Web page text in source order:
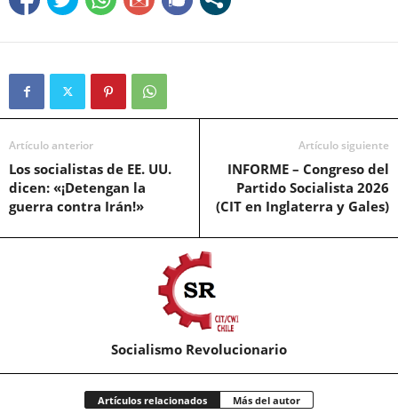
Artículo anterior
Los socialistas de EE. UU.
dicen: «¡Detengan la
guerra contra Irán!»
Artículo siguiente
INFORME – Congreso del
Partido Socialista 2026
(CIT en Inglaterra y Gales)
Socialismo Revolucionario
Artículos relacionados Más del autor